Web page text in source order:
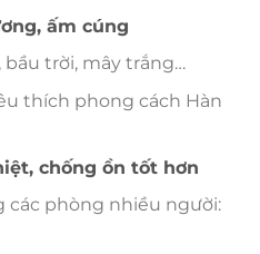
ấm cúng
bầu trời, mây trắng…
thích phong cách Hàn
chống ồn tốt hơn
phòng nhiều người: